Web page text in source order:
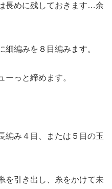
長めに残しておきます…余
編みを８目編みます。
ーっと締めます。
編み４目、または５目の玉
を引き出し、糸をかけて未